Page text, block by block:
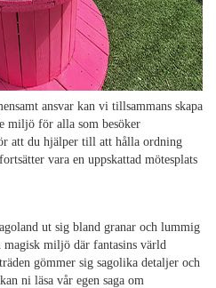
ansvar kan vi tillsammans skapa
miljö för alla som besöker
att du hjälper till att hålla ordning
vara en uppskattad mötesplats
ut sig bland granar och lummig
magisk miljö där fantasins värld
gömmer sig sagolika detaljer och
ni läsa vår egen saga om